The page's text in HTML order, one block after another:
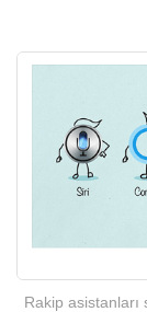
Rakip asistanları